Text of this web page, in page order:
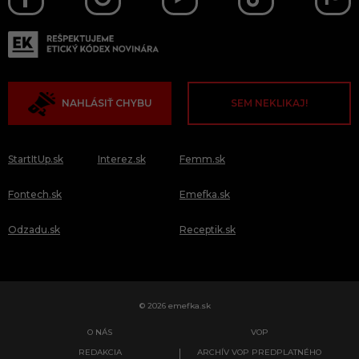
NAHLÁSIŤ CHYBU SEM NEKLIKAJ!
StartItUp.sk
Fontech.sk
Odzadu.sk
Interez.sk Femm.sk
Emefka.sk
Receptik.sk
© 2026 emefka.sk
O NÁS
REDAKCIA
VOP
ARCHÍV VOP PREDPLATNÉHO